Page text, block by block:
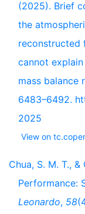
(2025). Brief
the
reconstructed
cannot
mass balance
6483–6492.
2025
View on
Chua, S. M. T.,
Performance:
Leonardo, 58